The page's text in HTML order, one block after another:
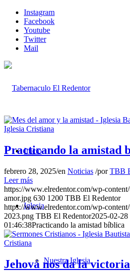
Instagram
Facebook
Youtube
Twitter
Mail
Inicio
Iglesia
Nuestra Iglesia
Practicando la amistad
febrero 28, 2025/en Noticias /porTBB
Leer más
https://www.elredentor.com/wp-
amor.jpg 630 1200 TBB El Redentor
https://www.elredentor.com/wp-
2023.png TBB El Redentor2025-02-28
01:46:38Practicando la amistad bíblica
Jehová nos da la victoria